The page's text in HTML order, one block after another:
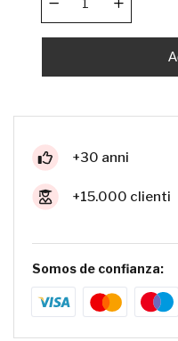
+30 anni
+15.000 clienti
Somos de confianza: